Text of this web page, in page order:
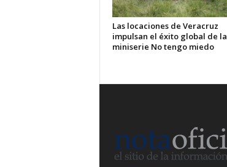
Las locaciones de Veracruz
impulsan el éxito global de la
miniserie No tengo miedo